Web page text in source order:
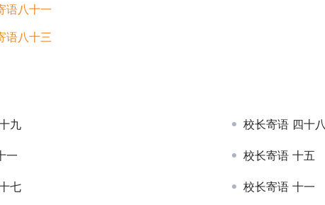
语八十一
语八十三
九 校长寄语 四十八
一 校长寄语 十五
七 校长寄语 十一